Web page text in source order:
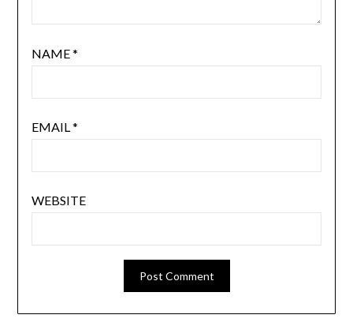
NAME*
EMAIL*
WEBSITE